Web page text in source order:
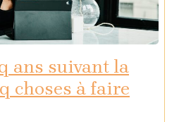
ans suivant la
choses à faire